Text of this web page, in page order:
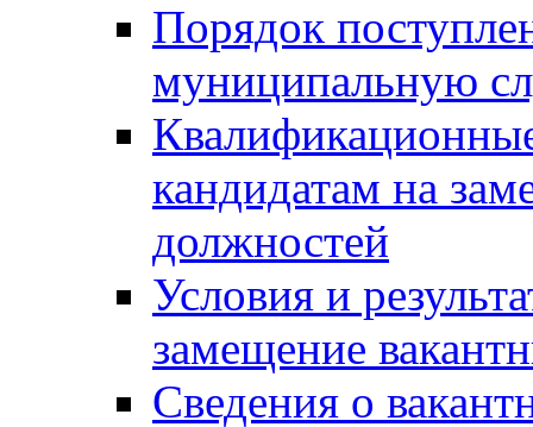
Порядок
муниципальную
кандидатам на
должностей
Условия и
замещение
Сведения о